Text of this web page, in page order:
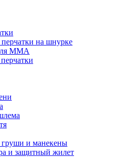
перчатки на шнурке
ММА
груши и манекены
и защитный жилет